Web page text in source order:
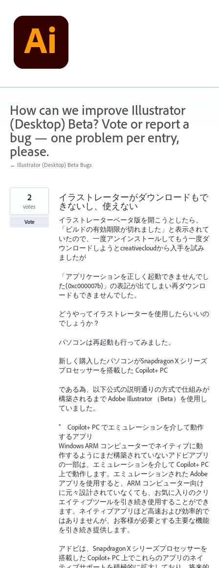
content
How can we improve Illustrator
(Desktop) Beta? Vote or report a
bug — one problem per entry,
please.
← Illustrator (Desktop) Beta Bugs
イラストレーターがダウンロードもで
きないし、使えない
イラストレーターベータ版を開こうとしたら、
「ビルドの有効期限が切れました」と表示されて
いたので、一度アンインストールしてもう一度ダ
ウンロードしようとcreativecloudから入手を試み
ましたが
「アプリケーションを正しく起動できませんでし
た(0xc000007b)」の表記が出てしまい再ダウンロ
ードもできませんでした。
どうやってイラストレーターを使用したらいいの
でしょうか？
パソコンは再起動も行ってみました。
新しく購入したパソコンがSnapdragon X シリーズ
プロセッサーを搭載した Copilot+ PC
である為、以下公式の説明通りの方式で仕組みが
構築されるまで Adobe Illustrator （Beta）を使用し
ていました。
” Copilot+ PC でエミュレーションを介して動作
するアプリ
Windows ARM コンピューターでネイティブに動
作するようにまだ構築されていないアドビアプリ
の一部は、エミュレーションを介して Copilot+ PC
上で動作します。エミュレーションされた Adobe
アプリを使用すると、ARM コンピューター向け
に元々設計されていなくても、お気に入りのクリ
エイティブツールを引き続き使用することができ
ます。ネイティブアプリほど高速および効率的で
はありませんが、お客様が必要とする主要な機能
を引き続き提供します。
アドビは、Snapdragon X シリーズプロセッサーを
搭載した Copilot+ PC 上でこれらのアプリのネイ
2
votes
Vote